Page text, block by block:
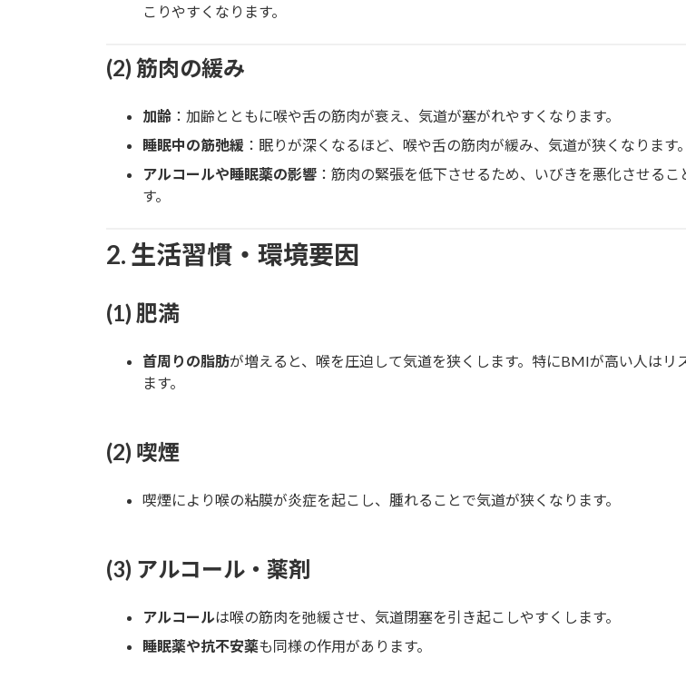
こりやすくなります。
(2) 筋肉の緩み
加齢 ：加齢とともに喉や舌の筋肉が衰え、気道が塞がれやすくなります。
睡眠中の筋弛緩 ：眠りが深くなるほど、喉や舌の筋肉が緩み、気道が狭くなります。
アルコールや睡眠薬の影響 ：筋肉の緊張を低下させるため、いびきを悪化させるこ
す。
2. 生活習慣・環境要因
(1) 肥満
首周りの脂肪が増えると、喉を圧迫して気道を狭くします。特にBMIが高い人はリ
ます。
(2) 喫煙
喫煙により喉の粘膜が炎症を起こし、腫れることで気道が狭くなります。
(3) アルコール・薬剤
アルコールは喉の筋肉を弛緩させ、気道閉塞を引き起こしやすくします。
睡眠薬や抗不安薬も同様の作用があります。